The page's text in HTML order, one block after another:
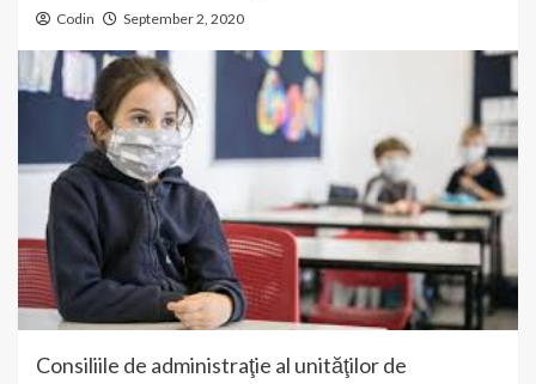
Codin September 2, 2020
Consiliile de administraţie al unităţilor de